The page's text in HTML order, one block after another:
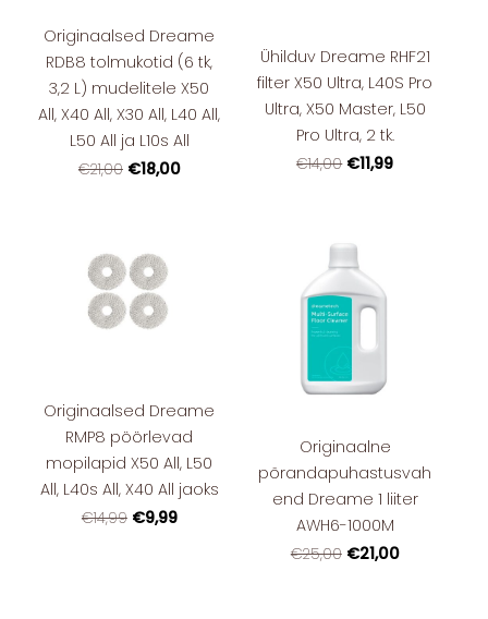
Originaalsed Dreame
RDB8 tolmukotid (6 tk,
3,2 L) mudelitele X50
All, X40 All, X30 All, L40 All,
L50 All ja L10s All
€21,00 €18,00
Ühilduv Dreame RHF21
filter X50 Ultra, L40S Pro
Ultra, X50 Master, L50
Pro Ultra, 2 tk.
€14,00 €11,99
Originaalsed Dreame
RMP8 pöörlevad
mopilapid X50 All, L50
All, L40s All, X40 All jaoks
€14,99 €9,99
Originaalne
põrandapuhastusvah
end Dreame 1 liiter
AWH6-1000M
€25,00 €21,00